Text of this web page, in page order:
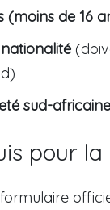
(moins de 16
sud-
pour la